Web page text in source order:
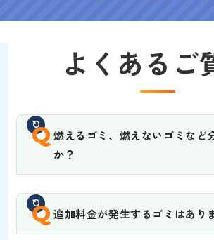
よくあるご
Q 燃えるゴミ、燃えないゴミなど
か？
Q 追加料金が発生するゴミはあり